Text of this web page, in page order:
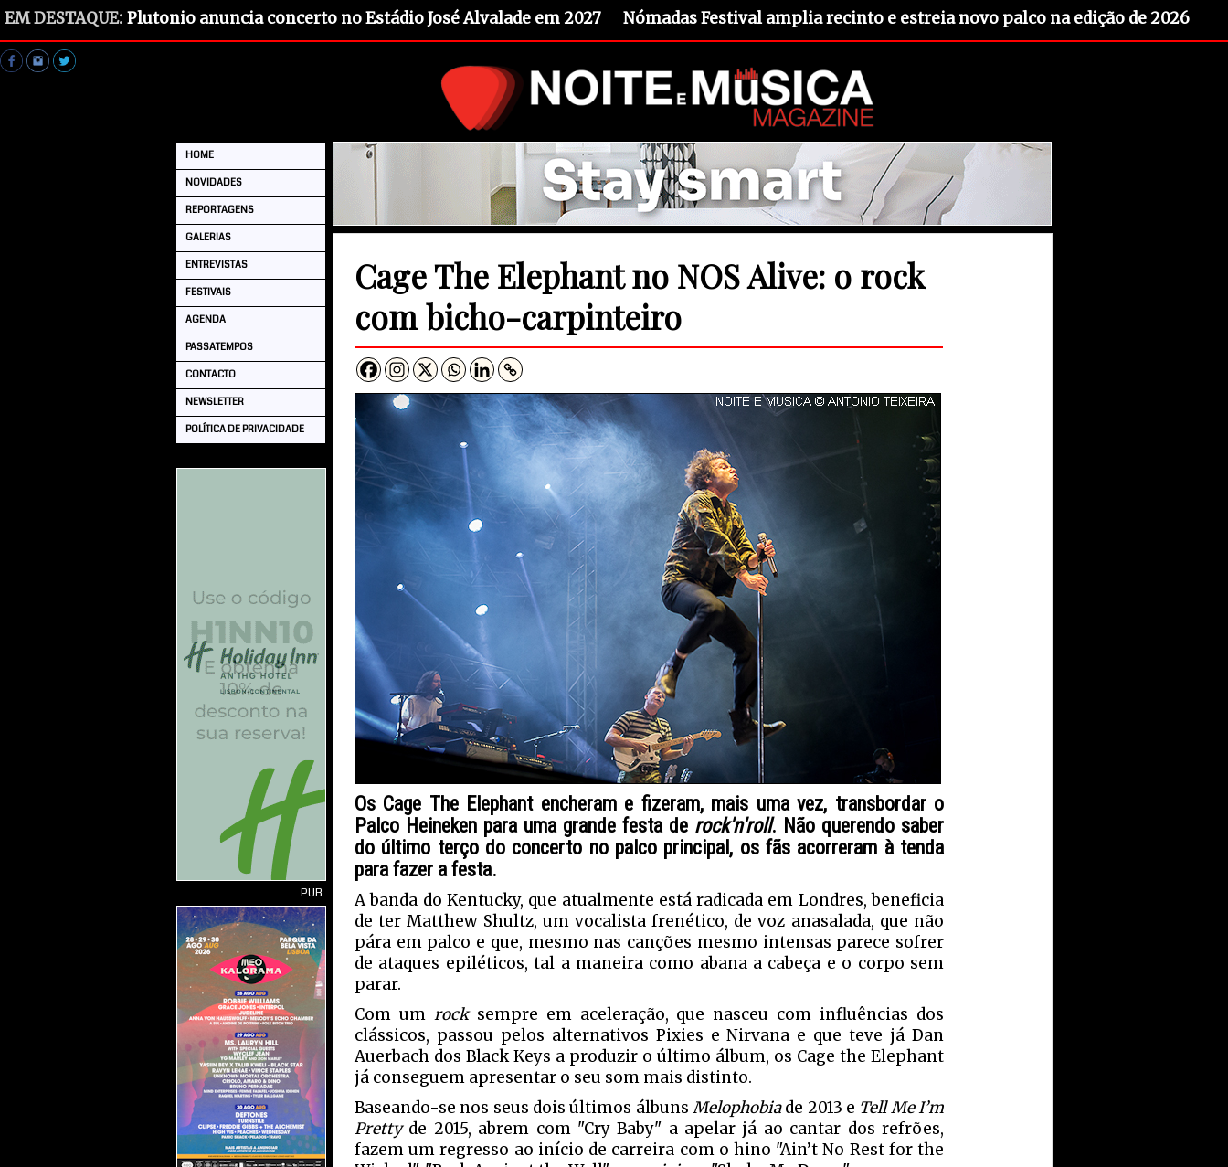
EM DESTAQUE: Plutonio anuncia concerto no Estádio José Alvalade em 2027 Nómadas Festival amplia recinto e estreia novo palco na edição de 2026
HOME
NOVIDADES
REPORTAGENS
GALERIAS
ENTREVISTAS
FESTIVAIS
AGENDA
PASSATEMPOS
CONTACTO
NEWSLETTER
POLÍTICA DE PRIVACIDADE
PUB
Cage The Elephant no NOS Alive: o rock
com bicho-carpinteiro
Os Cage The Elephant encheram e fizeram, mais uma vez, transbordar o
Palco Heineken para uma grande festa de rock'n'roll. Não querendo saber
do último terço do concerto no palco principal, os fãs acorreram à tenda
para fazer a festa.
A banda do Kentucky, que atualmente está radicada em Londres, beneficia
de ter Matthew Shultz, um vocalista frenético, de voz anasalada, que não
pára em palco e que, mesmo nas canções mesmo intensas parece sofrer
de ataques epiléticos, tal a maneira como abana a cabeça e o corpo sem
parar.
Com um rocksempre em aceleração, que nasceu com influências dos
clássicos, passou pelos alternativos Pixies e Nirvana e que teve já Dan
Auerbach dos Black Keys a produzir o último álbum, os Cage the Elephant
já conseguem apresentar o seu som mais distinto.
Baseando-se nos seus dois últimos álbuns Melophobiade 2013 e Tell Me I’m
Prettyde 2015, abrem com "Cry Baby" a apelar já ao cantar dos refrões,
fazem um regresso ao início de carreira com o hino "Ain’t No Rest for the